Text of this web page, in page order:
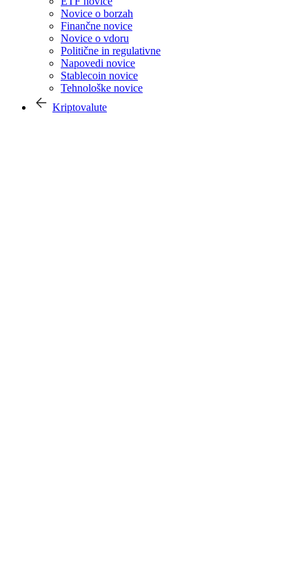
Novice o borzah
Finančne novice
Novice o vdoru
Politične in regulativne
Napovedi novice
Stablecoin novice
Tehnološke novice
Kriptovalute